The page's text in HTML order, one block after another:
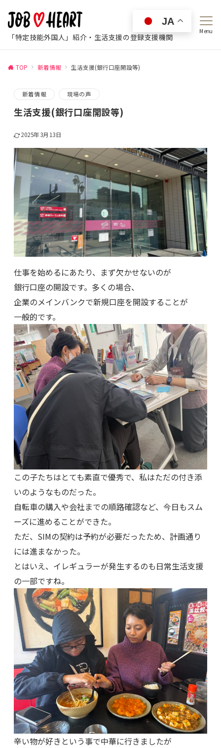
「特定技能外国人」紹介・生活支援の登録支援機関
Menu
TOP 新着情報 生活支援(銀行口座開設等)
新着情報 現場の声
生活支援(銀行口座開設等)
2025年3月13日
仕事を始めるにあたり、まず欠かせないのが
銀行口座の開設です。多くの場合、
企業のメインバンクで新規口座を開設することが
一般的です。
この子たちはとても素直で優秀で、私はただの付き添
いのようなものだった。
自転車の購入や会社までの順路確認など、今日もスム
ーズに進めることができた。
ただ、SIMの契約は予約が必要だったため、計画通り
には進まなかった。
とはいえ、イレギュラーが発生するのも日常生活支援
の一部ですね。
辛い物が好きという事で中華に行きましたが
JA